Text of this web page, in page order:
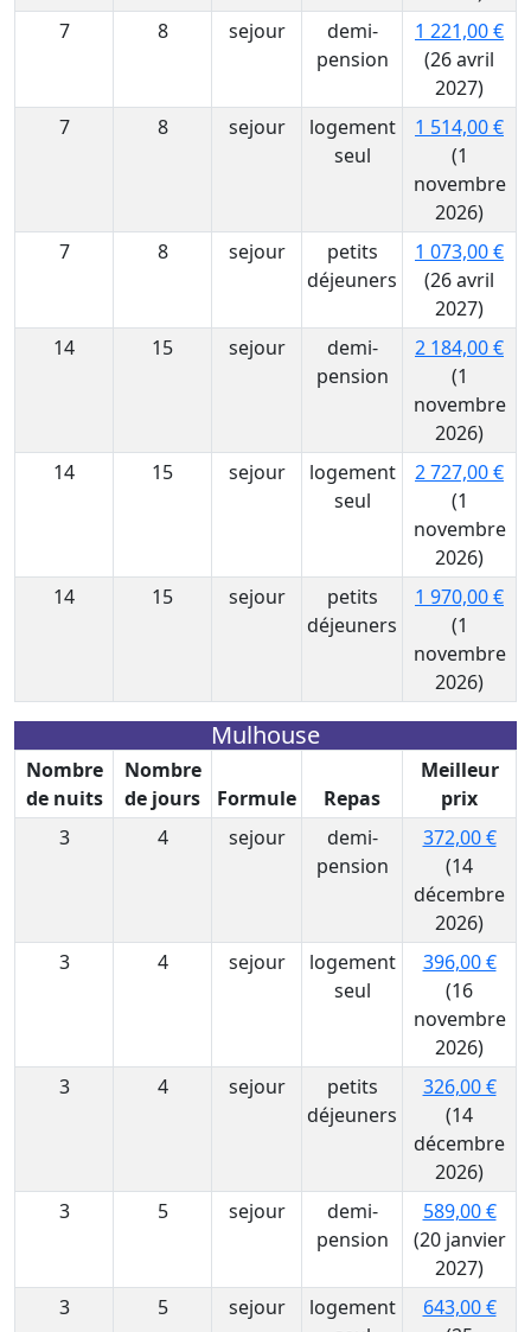
7
8 sejour
demi-
pension
1 221,00 €
(26 avril
2027)
7
8 sejour
logement
seul
1 514,00 €
(1
novembre
2026)
7
8 sejour
petits
déjeuners
1 073,00 €
(26 avril
2027)
14
15 sejour
demi-
pension
2 184,00 €
(1
novembre
2026)
14
15 sejour
logement
seul
2 727,00 €
(1
novembre
2026)
14
15 sejour
petits
déjeuners
1 970,00 €
(1
novembre
2026)
Mulhouse
Nombre
de nuits
Nombre
de jours
Formule Repas
Meilleur
prix
3
4 sejour
demi-
pension
372,00 €
(14
décembre
2026)
3
4 sejour
logement
seul
396,00 €
(16
novembre
2026)
3
4 sejour
petits
déjeuners
326,00 €
(14
décembre
2026)
3
5 sejour
demi-
pension
589,00 €
(20 janvier
2027)
3
5 sejour
logement
643,00 €